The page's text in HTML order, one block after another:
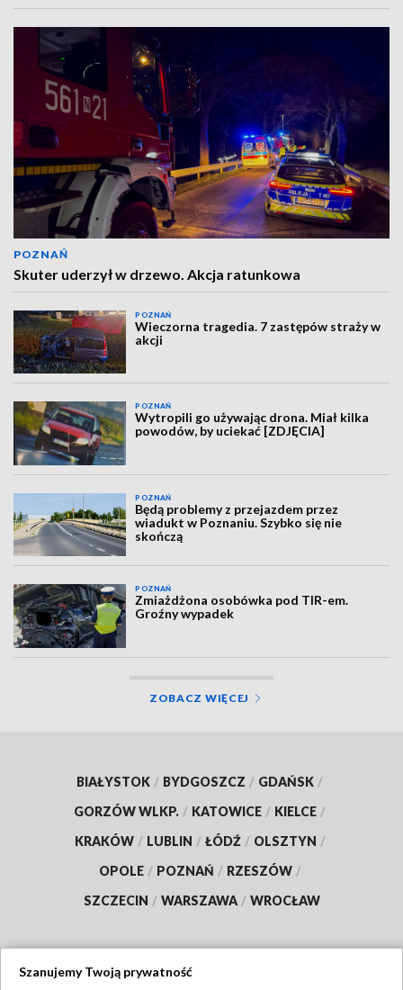
POZNAŃ
Skuter uderzył w drzewo. Akcja ratunkowa
POZNAŃ
Wieczorna tragedia. 7 zastępów straży w
akcji
POZNAŃ
Wytropili go używając drona. Miał kilka
powodów, by uciekać [ZDJĘCIA]
POZNAŃ
Będą problemy z przejazdem przez
wiadukt w Poznaniu. Szybko się nie
skończą
POZNAŃ
Zmiażdżona osobówka pod TIR-em.
Groźny wypadek
ZOBACZ WIĘCEJ
BIAŁYSTOK / BYDGOSZCZ / GDAŃSK /
GORZÓW WLKP. / KATOWICE / KIELCE /
KRAKÓW / LUBLIN / ŁÓDŹ / OLSZTYN /
OPOLE / POZNAŃ / RZESZÓW /
SZCZECIN / WARSZAWA / WROCŁAW
Szanujemy Twoją prywatność